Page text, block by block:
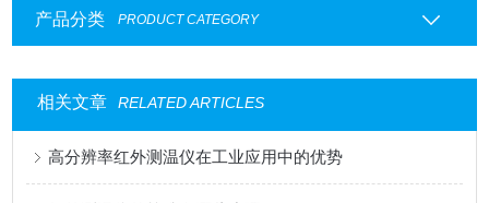
产品分类 PRODUCT CATEGORY
相关文章 RELATED ARTICLES
高分辨率红外测温仪在工业应用中的优势